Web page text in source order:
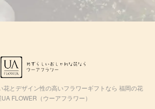
花とデザイン性の高いフラワーギフトなら 福岡の花
UA FLOWER（ウーアフラワー）